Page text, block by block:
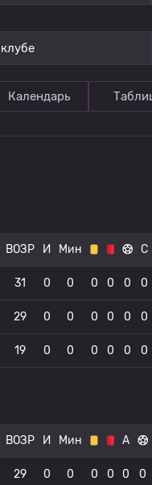
Календарь
ВОЗР И Мин С
31 0 0 0 0 0 0
29 0 0 0 0 0 0
19 0 0 0 0 0 0
ВОЗР И Мин А
29 0 0 0 0 0 0